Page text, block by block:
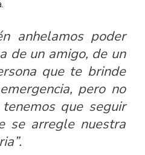
anhelamos poder
de un amigo, de un
que te brinde
pero no
que seguir
se arregle nuestra